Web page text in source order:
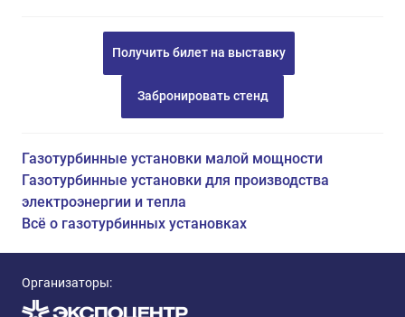
Получить билет на выставку
Забронировать стенд
Газотурбинные установки малой мощности
Газотурбинные установки для производства
электроэнергии и тепла
Всё о газотурбинных установках
Организаторы: